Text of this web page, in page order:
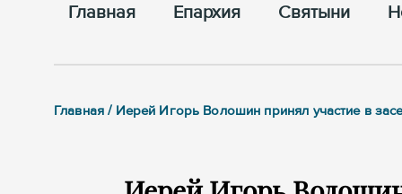
Главная Епархия Cвятыни
Главная / Иерей Игорь Волошин принял участие в